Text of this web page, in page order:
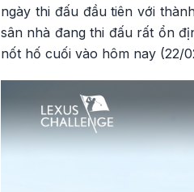
ngày thi đấu đầu tiên với
sân nhà đang thi đấu rất ổn
nốt hố cuối vào hôm nay (22/